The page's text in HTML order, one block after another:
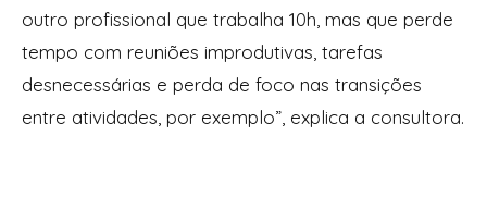
outro profissional que trabalha 10h, mas que perde
tempo com reuniões improdutivas, tarefas
desnecessárias e perda de foco nas transições
entre atividades, por exemplo”, explica a consultora.